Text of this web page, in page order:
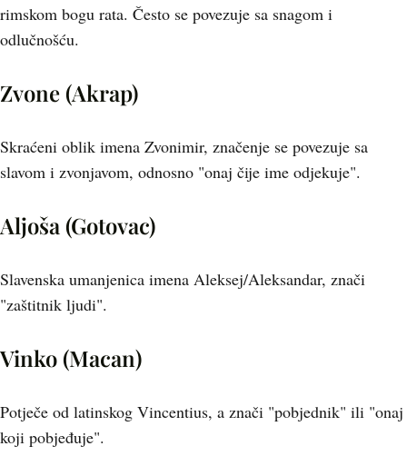
rimskom bogu rata. Često se povezuje sa snagom i
odlučnošću.
Zvone (Akrap)
Skraćeni oblik imena Zvonimir, značenje se povezuje sa
slavom i zvonjavom, odnosno "onaj čije ime odjekuje".
Aljoša (Gotovac)
Slavenska umanjenica imena Aleksej/Aleksandar, znači
"zaštitnik ljudi".
Vinko (Macan)
Potječe od latinskog Vincentius, a znači "pobjednik" ili "onaj
koji pobjeđuje".